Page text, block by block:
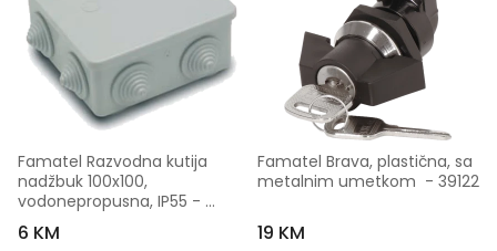
Famatel Razvodna kutija
nadžbuk 100x100,
vodonepropusna, IP55 -
3003-RKN/100x100
6 KM
Famatel Brava, plastična, sa
metalnim umetkom  - 39122
19 KM